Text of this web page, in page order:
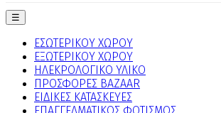
Toggle
navigation
☰
ΕΣΩΤΕΡΙΚΟΥ ΧΩΡΟΥ
ΕΞΩΤΕΡΙΚΟΥ ΧΩΡΟΥ
ΗΛΕΚΡΟΛΟΓΙΚΟ ΥΛΙΚΟ
ΠΡΟΣΦΟΡΕΣ BAZAAR
ΕΙΔΙΚΕΣ ΚΑΤΑΣΚΕΥΕΣ